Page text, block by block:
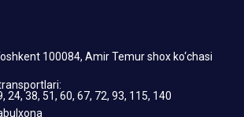
100084, Amir Temur shox ko‘chasi
24, 38, 51, 60, 67, 72, 93, 115, 140